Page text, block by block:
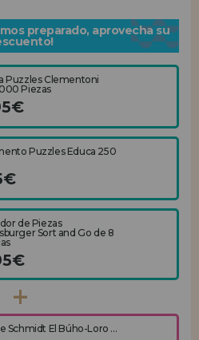
preparado, aprovecha su
Puzzles Clementoni
Piezas
Puzzles Educa 250
de Piezas
Sort and Go de 8
Schmidt El Búho-Loro ...